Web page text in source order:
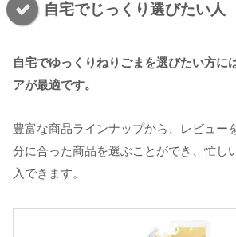
自宅でじっくり選びたい人
自宅でゆっくりねりごまを選びたい方に
アが最適です。
豊富な商品ラインナップから、レビュー
分に合った商品を選ぶことができ、忙し
入できます。